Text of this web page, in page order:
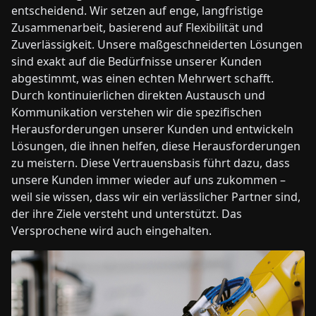
entscheidend. Wir setzen auf enge, langfristige
Zusammenarbeit, basierend auf Flexibilität und
Zuverlässigkeit. Unsere maßgeschneiderten Lösungen
sind exakt auf die Bedürfnisse unserer Kunden
abgestimmt, was einen echten Mehrwert schafft.
Durch kontinuierlichen direkten Austausch und
Kommunikation verstehen wir die spezifischen
Herausforderungen unserer Kunden und entwickeln
Lösungen, die ihnen helfen, diese Herausforderungen
zu meistern. Diese Vertrauensbasis führt dazu, dass
unsere Kunden immer wieder auf uns zukommen –
weil sie wissen, dass wir ein verlässlicher Partner sind,
der ihre Ziele versteht und unterstützt. Das
Versprochene wird auch eingehalten.